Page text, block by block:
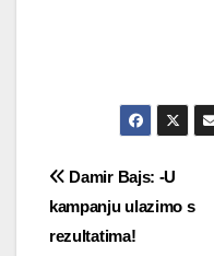
Navigacija
objava
Damir Bajs: -U
kampanju ulazimo s
rezultatima!